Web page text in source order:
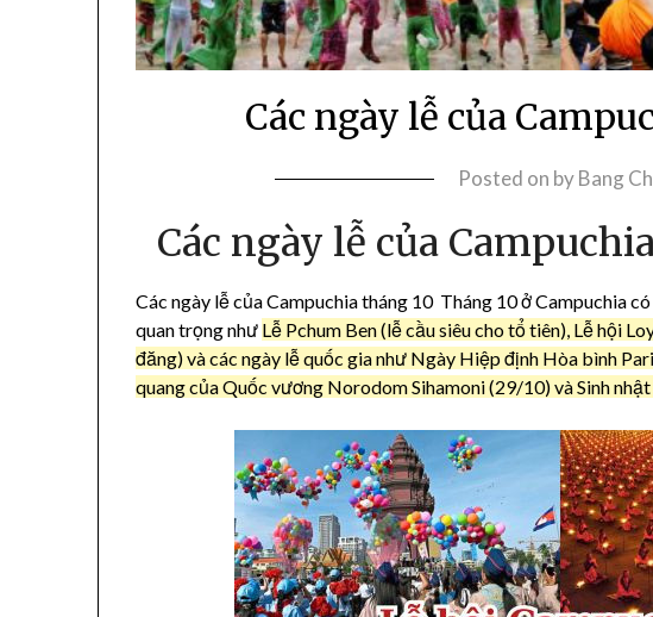
Các ngày lễ của
Posted on byBang
Các ngày lễ của
Các ngày lễ của Campuchia tháng 10 Tháng 10 ở Campuchia
quan trọng như Lễ Pchum Ben (lễ cầu siêu cho tổ tiên), Lễ hội
đăng) và các ngày lễ quốc gia như Ngày Hiệp định Hòa bình
quang của Quốc vương Norodom Sihamoni (29/10) và Sinh